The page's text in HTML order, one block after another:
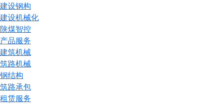
建设钢构
建设机械化
陕煤智控
产品服务
建筑机械
筑路机械
钢结构
筑路承包
租赁服务